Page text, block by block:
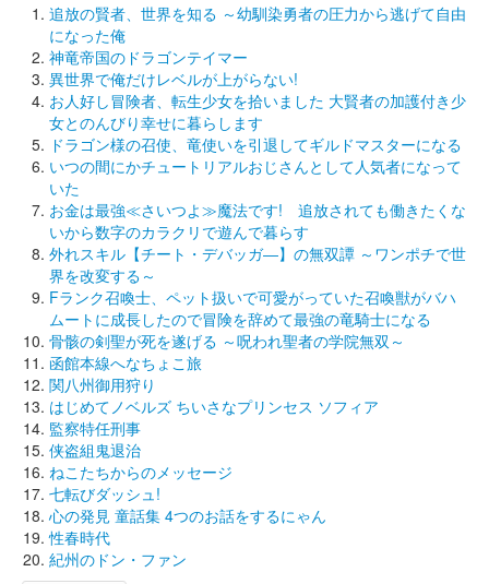
追放の賢者、世界を知る ～幼馴染勇者の圧力から逃げて自由
になった俺
神竜帝国のドラゴンテイマー
異世界で俺だけレベルが上がらない!
お人好し冒険者、転生少女を拾いました 大賢者の加護付き少
女とのんびり幸せに暮らします
ドラゴン様の召使、竜使いを引退してギルドマスターになる
いつの間にかチュートリアルおじさんとして人気者になって
いた
お金は最強≪さいつよ≫魔法です! 追放されても働きたくな
いから数字のカラクリで遊んで暮らす
外れスキル【チート・デバッガ―】の無双譚 ～ワンポチで世
界を改変する～
Fランク召喚士、ペット扱いで可愛がっていた召喚獣がバハ
ムートに成長したので冒険を辞めて最強の竜騎士になる
骨骸の剣聖が死を遂げる ～呪われ聖者の学院無双～
函館本線へなちょこ旅
関八州御用狩り
はじめてノベルズ ちいさなプリンセス ソフィア
監察特任刑事
侠盗組鬼退治
ねこたちからのメッセージ
七転びダッシュ!
心の発見 童話集 4つのお話をするにゃん
性春時代
紀州のドン・ファン